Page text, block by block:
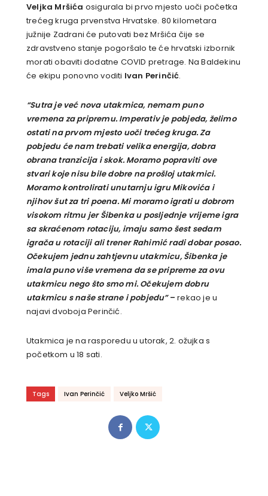
Veljka Mršića osigurala bi prvo mjesto uoči početka
trećeg kruga prvenstva Hrvatske. 80 kilometara
južnije Zadrani će putovati bez Mršića čije se
zdravstveno stanje pogoršalo te će hrvatski izbornik
morati obaviti dodatne COVID pretrage. Na Baldekinu
će ekipu ponovno voditi Ivan Perinčić.
“Sutra je već nova utakmica, nemam puno
vremena za pripremu. Imperativ je pobjeda, želimo
ostati na prvom mjesto uoči trećeg kruga. Za
pobjedu će nam trebati velika energija, dobra
obrana tranzicija i skok. Moramo popraviti ove
stvari koje nisu bile dobre na prošloj utakmici.
Moramo kontrolirati unutarnju igru Mikovića i
njihov šut za tri poena. Mi moramo igrati u dobrom
visokom ritmu jer Šibenka u posljednje vrijeme igra
sa skraćenom rotaciju, imaju samo šest sedam
igrača u rotaciji ali trener Rahimić radi dobar posao.
Očekujem jednu zahtjevnu utakmicu, Šibenka je
imala puno više vremena da se pripreme za ovu
utakmicu nego što smo mi. Očekujem dobru
utakmicu s naše strane i pobjedu”–rekao je u
najavi dvoboja Perinčić.
Utakmica je na rasporedu u utorak, 2. ožujka s
početkom u 18 sati.
Tags Ivan Perinčić Veljko Mršić